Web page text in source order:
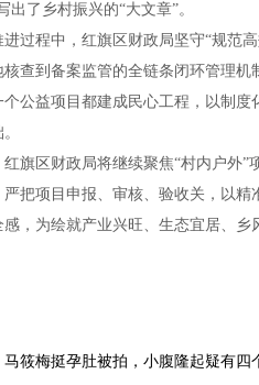
出了乡村振兴的“大文章”。
过程中，红旗区财政局坚守“规范
核查到备案监管的全链条闭环管理
个公益项目都建成民心工程，以制
红旗区财政局将继续聚焦“村内户外
严把项目申报、审核、验收关，以
感，为绘就产业兴旺、生态宜居、乡
马筱梅挺孕肚被拍，小腹隆起疑有四